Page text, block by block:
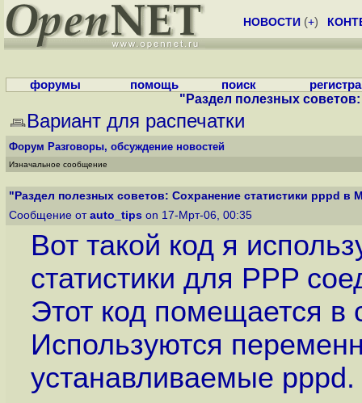
НОВОСТИ (+)
форумы помощь поиск
"Раздел полезных
Вариант для распечатки
Форум Разговоры, обсуждение новостей
Изначальное сообщение
"Раздел полезных советов: Сохранение статистики pppd в
Сообщение от auto_tips on 17-Мрт-06, 00:35
Вот такой код я
статистики для PPP
Этот код помещается в
Используются
устанавливаемые pppd.